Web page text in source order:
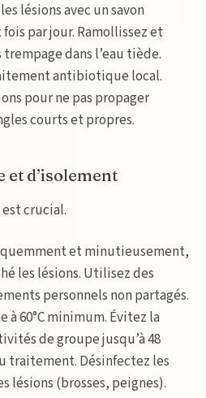
lésions avec un savon
par jour. Ramollissez et
dans l’eau tiède.
antibiotique local.
pour ne pas propager
courts et propres.
et d’isolement
crucial.
et minutieusement,
les lésions. Utilisez des
personnels non partagés.
à 60°C minimum. Évitez la
de groupe jusqu’à 48
traitement. Désinfectez les
lésions (brosses, peignes).